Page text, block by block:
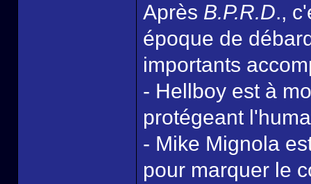
Après B.P.R.D.,
époque de
importants
- Hellboy est à
protégeant
- Mike Mignola
pour marquer le